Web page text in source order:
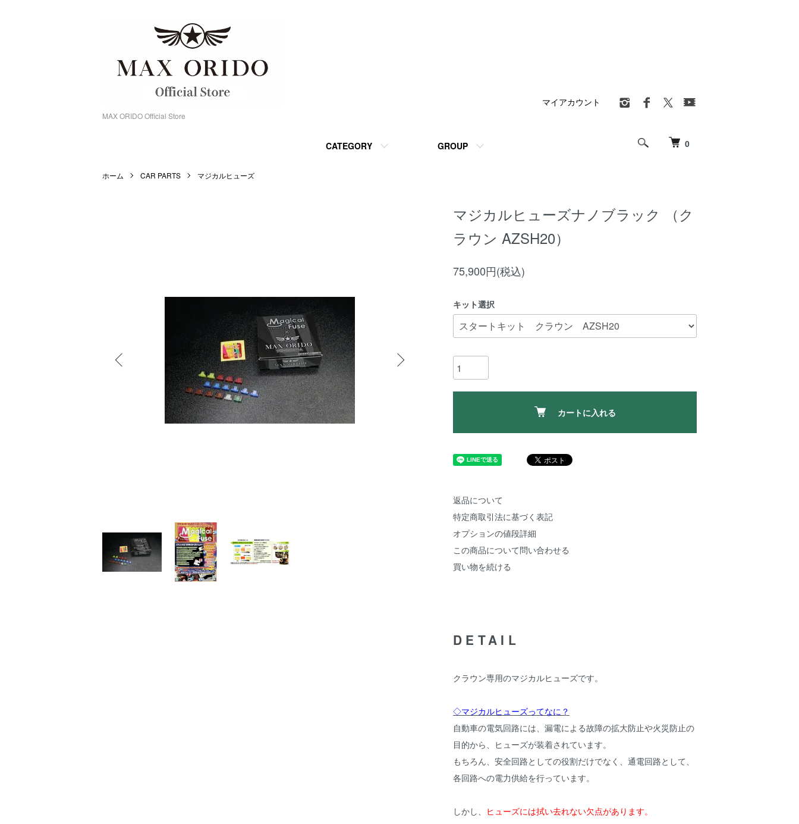
MAX ORIDO Official Store
0
CATEGORY GROUP
マイアカウント
ホーム CAR PARTS マジカルヒューズ
マジカルヒューズナノブラック （ク
ラウン AZSH20）
75,900円(税込)
キット選択
カートに入れる
返品について
特定商取引法に基づく表記
オプションの値段詳細
この商品について問い合わせる
買い物を続ける
DETAIL
クラウン専用のマジカルヒューズです。
◇マジカルヒューズってなに？
自動車の電気回路には、漏電による故障の拡大防止や火災防止の
目的から、ヒューズが装着されています。
もちろん、安全回路としての役割だけでなく、通電回路として、
各回路への電力供給を行っています。
しかし、 ヒューズには拭い去れない欠点があります。